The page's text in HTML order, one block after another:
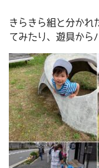
きらきら組と分かれ
てみたり、遊具から